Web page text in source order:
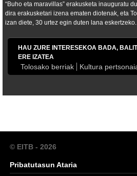
“Buho eta maravillas” erakusketa inauguratu
dira erakusketari izena ematen diotenak, eta
izan diete, 30 urtez egin duten lana eskertzeko.
HAU ZURE INTERESEKOA BADA,
ERE IZATEA
Tolosako berriak Kultura
© EITB - 2026
Pribatutasun Ataria